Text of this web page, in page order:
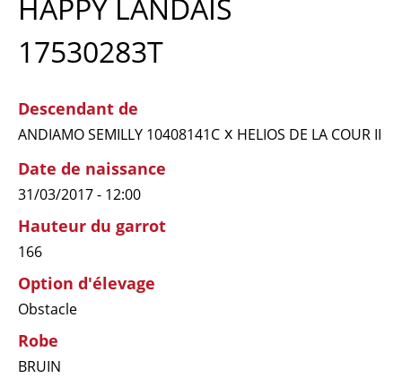
HAPPY LANDAIS
17530283T
Descendant de
ANDIAMO SEMILLY 10408141C x HELIOS DE LA COUR II
Date de naissance
31/03/2017 - 12:00
Hauteur du garrot
166
Option d'élevage
Obstacle
Robe
BRUIN